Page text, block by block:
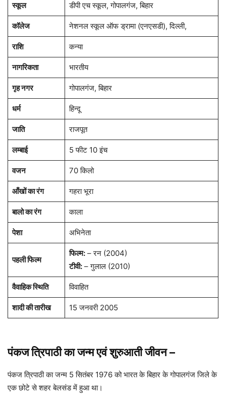
स्कूल डीपी एच स्कूल, गोपालगंज, बिहार
कॉलेज नेशनल स्कूल ऑफ ड्रामा (एनएसडी), दिल्ली,
राशि कन्या
नागरिकता भारतीय
गृह नगर गोपालगंज, बिहार
धर्म हिन्दू
जाति राजपूत
लम्बाई 5 फीट 10 इंच
वजन 70 किलो
आँखों का रंग गहरा भूरा
बालो का रंग काला
पेशा अभिनेता
पहली फिल्म
फिल्म:– रन (2004)
टीवी:– गुलाल (2010)
वैवाहिक स्थिति विवाहित
शादी की तारीख 15 जनवरी 2005
पंकज त्रिपाठी का जन्म एवं शुरुआती जीवन–
पंकज त्रिपाठी का जन्म 5 सितंबर 1976 को भारत के बिहार के गोपालगंज जिले के
एक छोटे से शहर बेलसंड में हुआ था।